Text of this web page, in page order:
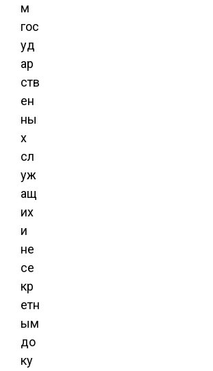
м
гос
уд
ар
ств
ен
ны
х
сл
уж
ащ
их
и
не
се
кр
етн
ым
до
ку